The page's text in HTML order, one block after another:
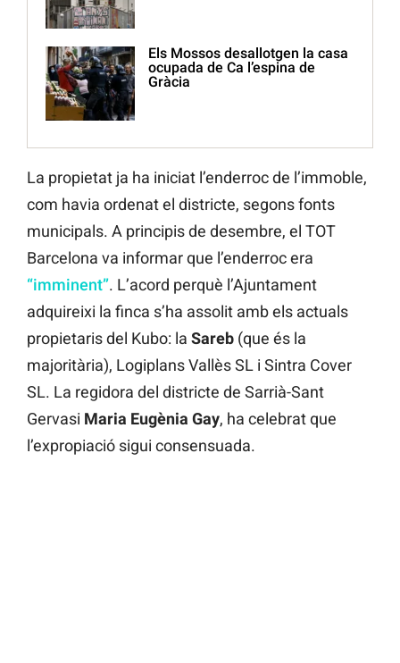
Els Mossos desallotgen la casa
ocupada de Ca l’espina de
Gràcia
La propietat ja ha iniciat l’enderroc de l’immoble,
com havia ordenat el districte, segons fonts
municipals. A principis de desembre, el TOT
Barcelona va informar que l’enderroc era
“imminent”. L’acord perquè l’Ajuntament
adquireixi la finca s’ha assolit amb els actuals
propietaris del Kubo: la Sareb (que és la
majoritària), Logiplans Vallès SL i Sintra Cover
SL. La regidora del districte de Sarrià-Sant
Gervasi Maria Eugènia Gay, ha celebrat que
l’expropiació sigui consensuada.